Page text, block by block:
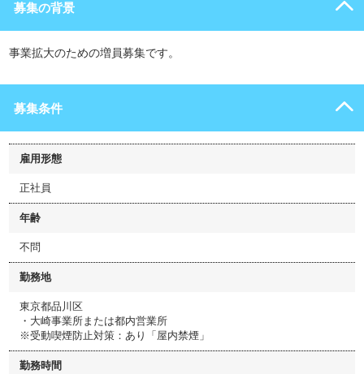
募集の背景
事業拡大のための増員募集です。
募集条件
雇用形態
正社員
年齢
不問
勤務地
東京都品川区
・大崎事業所または都内営業所
※受動喫煙防止対策：あり「屋内禁煙」
勤務時間